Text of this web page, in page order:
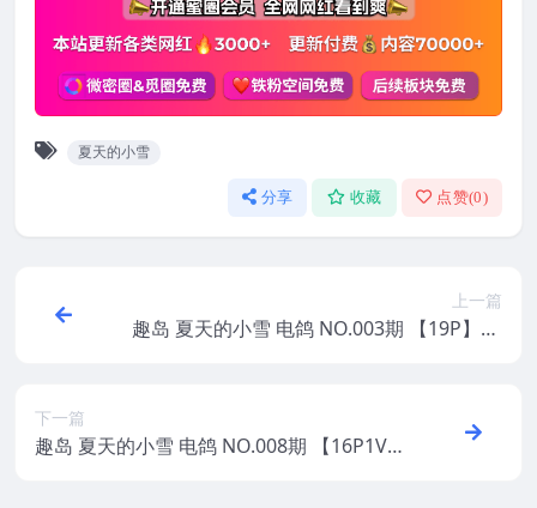
夏天的小雪
分享 收藏 点赞(0)
上一篇
趣岛 夏天的小雪 电鸽 NO.003期 【19P】20
下一篇
趣岛 夏天的小雪 电鸽 NO.008期 【16P1V】